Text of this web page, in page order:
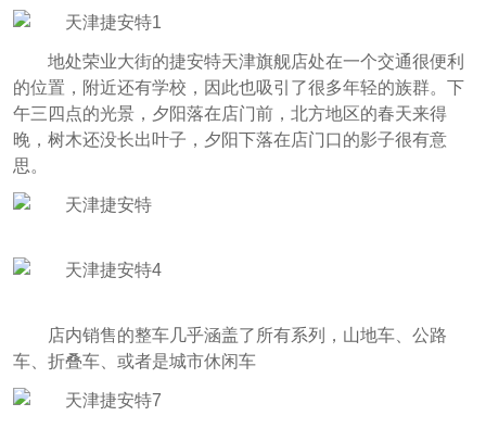
地处荣业大街的捷安特天津旗舰店处在一个交通很便利
的位置，附近还有学校，因此也吸引了很多年轻的族群。下
午三四点的光景，夕阳落在店门前，北方地区的春天来得
晚，树木还没长出叶子，夕阳下落在店门口的影子很有意
思。
店内销售的整车几乎涵盖了所有系列，山地车、公路
车、折叠车、或者是城市休闲车